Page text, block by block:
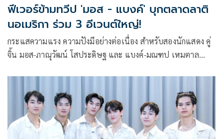
ฟีเวอร์ข้ามทวีป 'มอส - แบงค์' บุกตลาดลาติ
นอเมริกา ร่วม 3 อีเวนต์ใหญ่!
กระแสความแรง ความปังมีอย่างต่อเนื่อง สำหรับสองนักแสดง คู่
จิ้น มอส-ภาณุวัฒน์ โสประดิษฐ และ แบงค์-มณฑป เหมตาล
ประเทศแบบไม่ได้พัก